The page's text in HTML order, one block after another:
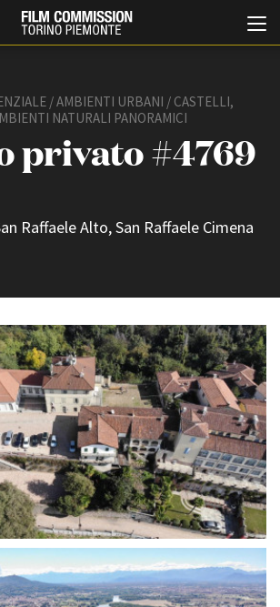
Italiano English
EVENTI, SPECIALI
TFI Torino Film Industry -
Production Days
Avenue Cove - Erasmus +
Guarda che storia!
La Grazia - Immagini e
location della Torino di Paolo
Sorrentino
Open Day
Ciak in TOur!
FESTIVAL, MARKETS,
AWARDS
International Film Festival
Rotterdam
/ AMBIENTI URBANI / CASTELLI,
NATURALI PANORAMICI
privato #4769
Raffaele Alto, San Raffaele Cimena